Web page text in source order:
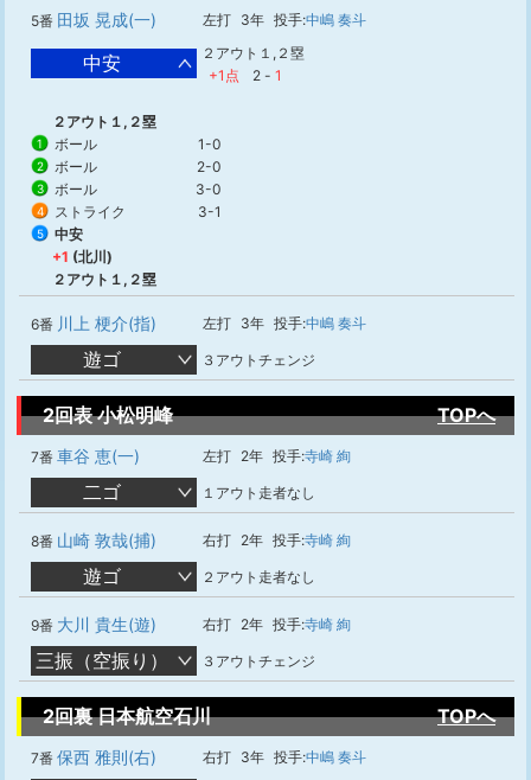
5番 田坂 晃成(一) 左打 3年 投手:中嶋 奏斗
中安
２アウト１,２塁
+1点
2 - 1
２アウト１,２塁
1 ボール 1-0
2 ボール 2-0
3 ボール 3-0
4 ストライク 3-1
5
中安
+1 (北川)
２アウト１,２塁
6番 川上 梗介(指) 左打 3年 投手:中嶋 奏斗
遊ゴ ３アウトチェンジ
2回表 小松明峰 TOPへ
7番 車谷 恵(一) 左打 2年 投手:寺崎 絢
二ゴ １アウト走者なし
8番 山崎 敦哉(捕) 右打 2年 投手:寺崎 絢
遊ゴ ２アウト走者なし
9番 大川 貴生(遊) 右打 2年 投手:寺崎 絢
三振（空振り） ３アウトチェンジ
2回裏 日本航空石川 TOPへ
7番 保西 雅則(右) 右打 3年 投手:中嶋 奏斗